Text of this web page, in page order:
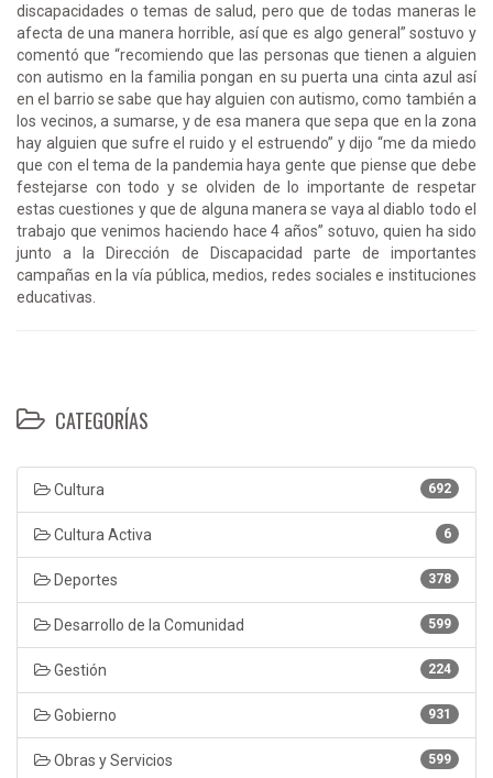
discapacidades o temas de salud, pero que de todas maneras le
afecta de una manera horrible, así que es algo general” sostuvo y
comentó que “recomiendo que las personas que tienen a alguien
con autismo en la familia pongan en su puerta una cinta azul así
en el barrio se sabe que hay alguien con autismo, como también a
los vecinos, a sumarse, y de esa manera que sepa que en la zona
hay alguien que sufre el ruido y el estruendo” y dijo “me da miedo
que con el tema de la pandemia haya gente que piense que debe
festejarse con todo y se olviden de lo importante de respetar
estas cuestiones y que de alguna manera se vaya al diablo todo el
trabajo que venimos haciendo hace 4 años” sotuvo, quien ha sido
junto a la Dirección de Discapacidad parte de importantes
campañas en la vía pública, medios, redes sociales e instituciones
educativas.
CATEGORÍAS
692
Cultura
6
Cultura Activa
378
Deportes
599
Desarrollo de la Comunidad
224
Gestión
931
Gobierno
599
Obras y Servicios